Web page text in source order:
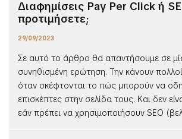
Διαφημίσεις Pay Per Click ή
προτιμήσετε;
29/09/2023
Σε αυτό το άρθρο θα απαντήσουμε σε
συνηθισμένη ερώτηση. Την κάνουν πολλοί
όταν σκέφτονται το πώς μπορούν να
επισκέπτες στην σελίδα τους. Και δεν
εάν πρέπει να χρησιμοποιήσουν SEO